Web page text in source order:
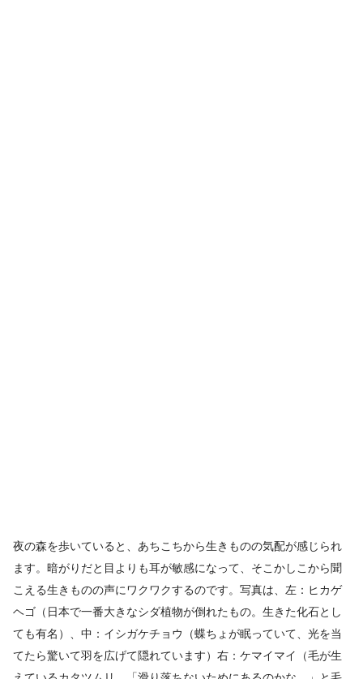
夜の森を歩いていると、あちこちから生きものの気配が感じられ
ます。暗がりだと目よりも耳が敏感になって、そこかしこから聞
こえる生きものの声にワクワクするのです。写真は、左：ヒカゲ
ヘゴ（日本で一番大きなシダ植物が倒れたもの。生きた化石とし
ても有名）、中：イシガケチョウ（蝶ちょが眠っていて、光を当
てたら驚いて羽を広げて隠れています）右：ケマイマイ（毛が生